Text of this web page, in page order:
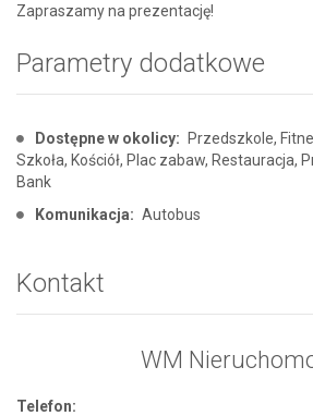
Zapraszamy na prezentację!
Parametry dodatkowe
Dostępne w okolicy: Przedszkole,
Szkoła, Kościół, Plac zabaw, Restauracja,
Bank
Komunikacja: Autobus
Kontakt
WM
Telefon: